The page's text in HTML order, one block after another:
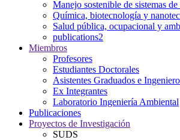
Manejo sostenible de sistemas
Química, biotecnología y
Salud pública, ocupacional y
publications2
Miembros
Profesores
Estudiantes Doctorales
Asistentes Graduados e
Ex Integrantes
Laboratorio Ingeniería Ambiental
Publicaciones
Proyectos de Investigación
SUDS